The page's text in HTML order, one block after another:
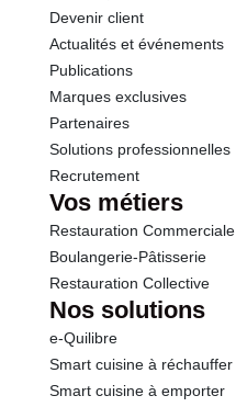
Devenir client
Actualités et événements
Publications
Marques exclusives
Partenaires
Solutions professionnelles
Recrutement
Vos métiers
Restauration Commerciale
Boulangerie-Pâtisserie
Restauration Collective
Nos solutions
e-Quilibre
Smart cuisine à réchauffer
Smart cuisine à emporter